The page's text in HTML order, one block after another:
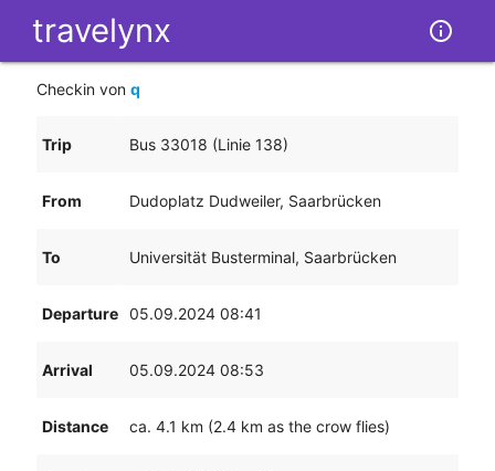
travelynx info_outline
Checkin von q
Trip Bus 33018 (Linie 138)
From Dudoplatz Dudweiler, Saarbrücken
To Universität Busterminal, Saarbrücken
Departure 05.09.2024 08:41
Arrival 05.09.2024 08:53
Distance ca. 4.1 km (2.4 km as the crow flies)